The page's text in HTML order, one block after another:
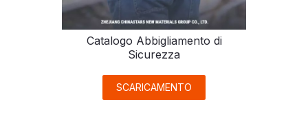
Catalogo Abbigliamento di
Sicurezza
SCARICAMENTO